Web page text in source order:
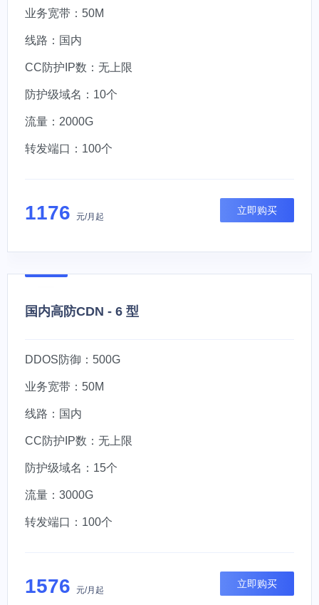
业务宽带：50M
线路：国内
CC防护IP数：无上限
防护级域名：10个
流量：2000G
转发端口：100个
1176 元/月起
立即购买
国内高防CDN - 6 型
DDOS防御：500G
业务宽带：50M
线路：国内
CC防护IP数：无上限
防护级域名：15个
流量：3000G
转发端口：100个
1576 元/月起
立即购买